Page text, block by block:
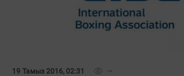
19 Тамыз 2016, 02:31